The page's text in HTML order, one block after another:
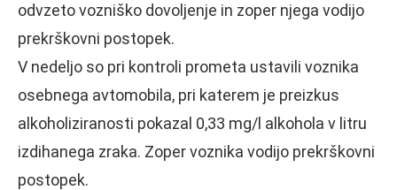
odvzeto vozniško dovoljenje in zoper njega vodijo
prekrškovni postopek.
V nedeljo so pri kontroli prometa ustavili voznika
osebnega avtomobila, pri katerem je preizkus
alkoholiziranosti pokazal 0,33 mg/l alkohola v litru
izdihanega zraka. Zoper voznika vodijo prekrškovni
postopek.